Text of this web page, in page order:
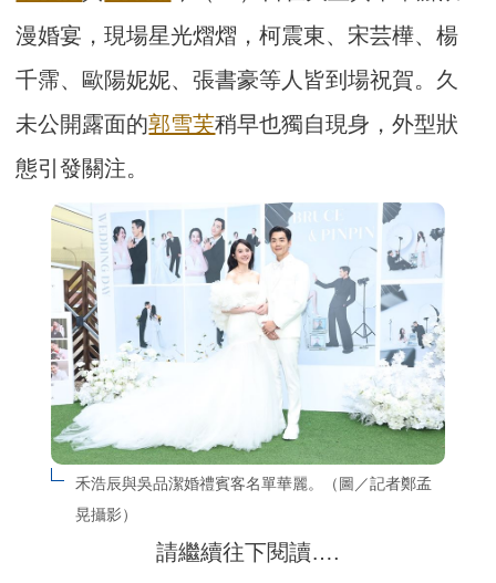
漫婚宴，現場星光熠熠，柯震東、宋芸樺、楊
千霈、歐陽妮妮、張書豪等人皆到場祝賀。久
未公開露面的郭雪芙稍早也獨自現身，外型狀
態引發關注。
禾浩辰與吳品潔婚禮賓客名單華麗。（圖／記者鄭孟
晃攝影）
請繼續往下閱讀….